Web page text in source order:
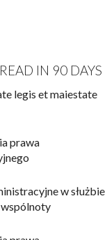
Asian Studies
for Wisdom
Urban Studies
IN 90 DAYS
legis et maiestate
prawa
w służbie